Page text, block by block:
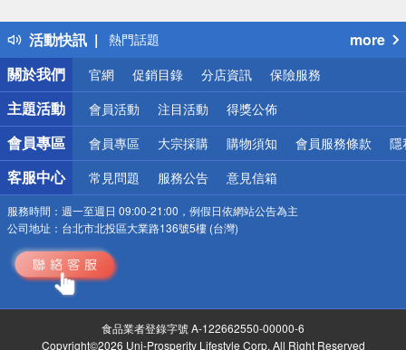
活動快訊
得獎公告
熱門話題
銀行優惠
偏遠地區配送
詐騙網頁！請小心！
more
關於我們
官網 促銷目錄 分店資訊 保險服務
主題活動 會員活動 注目活動 得獎公佈
會員專區 會員專區 大宗採購 購物須知 會員服務條款 隱
客服中心 常見問題 服務公告 意見信箱
服務時間： 週一至週日 09:00-21:00，例假日依網站公告為主
公司地址： 台北市北投區大業路136號5樓 (台灣)
食品業者登錄字號 A-122662550-00000-6
Copyright©2026 Uni-Prosperity Lifestyle Corp. All Right Reserved